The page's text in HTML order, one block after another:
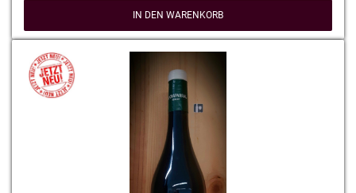
IN DEN WARENKORB